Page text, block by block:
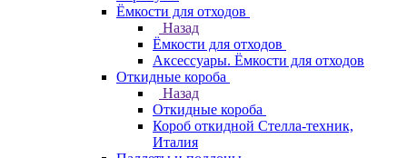
Ёмкости для отходов
Назад
Ёмкости для отходов
Аксессуары. Ёмкости для отходов
Откидные короба
Назад
Откидные короба
Короб откидной Стелла-техник,
Италия